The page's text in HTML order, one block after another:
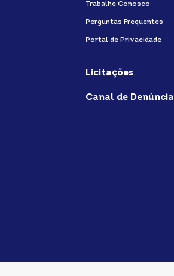
Trabalhe Conosco
Perguntas Frequentes
Portal de Privacidade
Licitações
Canal de Denúncia